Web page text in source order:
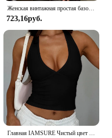
Женская винтажная простая базовая майка Y2K из искусственной кожи с высокой талией, узкие топы без рукавов с разрезом, универсальные благородные рубашки
723,16руб.
Главная IAMSURE Чистый цвет с обнаженной спиной блузка Halter Сексуальный ремонт глубокий V - воротник жилет без рукавов Женщина в летней моде 2024